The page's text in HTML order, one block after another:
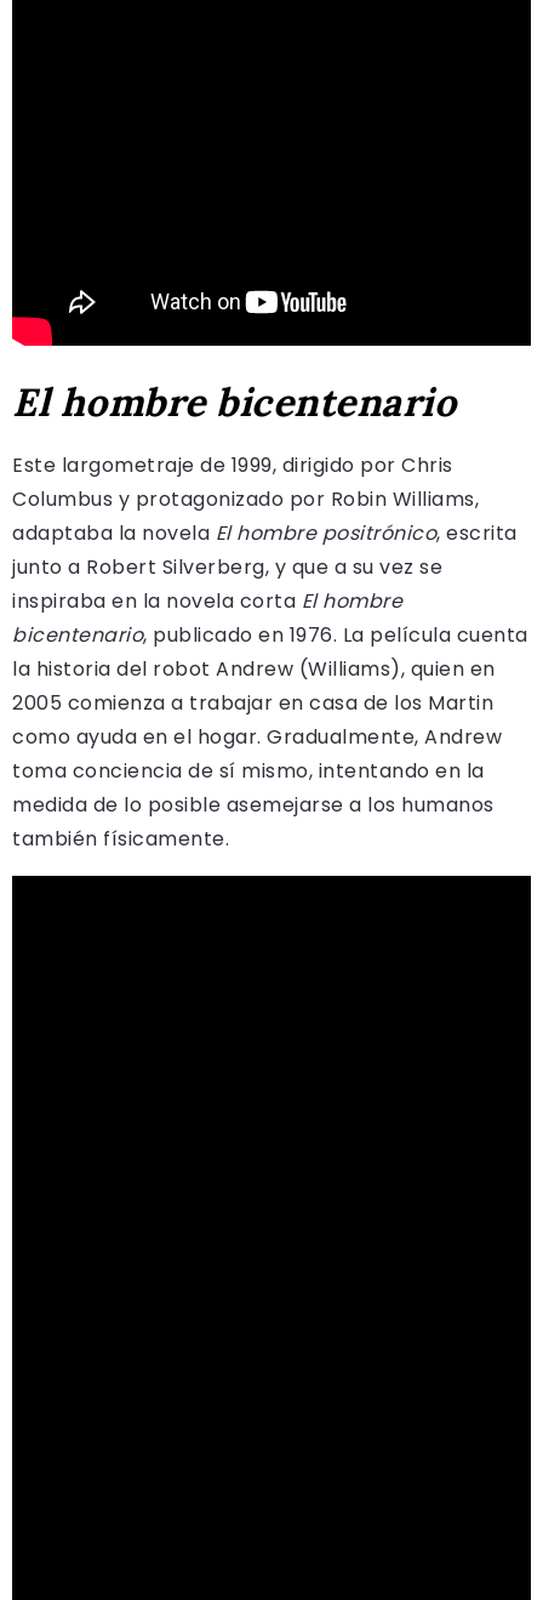
El hombre bicentenario
Este largometraje de 1999, dirigido por Chris
Columbus y protagonizado por Robin Williams,
adaptaba la novela El hombre positrónico, escrita
junto a Robert Silverberg, y que a su vez se
inspiraba en la novela corta El hombre
bicentenario, publicado en 1976. La película cuenta
la historia del robot Andrew (Williams), quien en
2005 comienza a trabajar en casa de los Martin
como ayuda en el hogar. Gradualmente, Andrew
toma conciencia de sí mismo, intentando en la
medida de lo posible asemejarse a los humanos
también físicamente.